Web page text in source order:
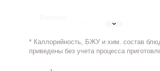
1.8 мг
Витамин
569.1 мг 500 мг 12.1
* Каллорийность, БЖУ и хим. состав
приведены без учета процесса